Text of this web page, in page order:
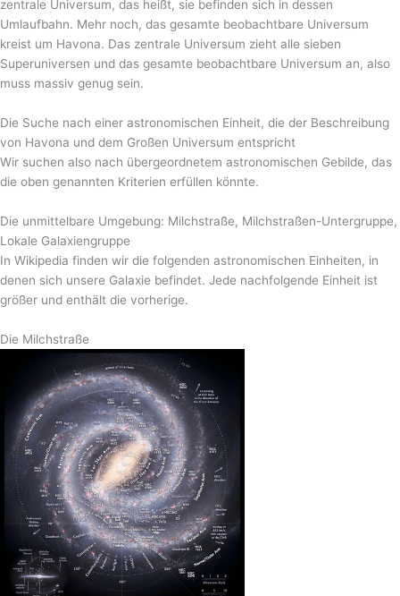
zentrale Universum, das heißt, sie befinden sich in dessen
Umlaufbahn. Mehr noch, das gesamte beobachtbare Universum
kreist um Havona. Das zentrale Universum zieht alle sieben
Superuniversen und das gesamte beobachtbare Universum an, also
muss massiv genug sein.
Die Suche nach einer astronomischen Einheit, die der Beschreibung
von Havona und dem Großen Universum entspricht
Wir suchen also nach übergeordnetem astronomischen Gebilde, das
die oben genannten Kriterien erfüllen könnte.
Die unmittelbare Umgebung: Milchstraße, Milchstraßen-Untergruppe,
Lokale Galaxiengruppe
In Wikipedia finden wir die folgenden astronomischen Einheiten, in
denen sich unsere Galaxie befindet. Jede nachfolgende Einheit ist
größer und enthält die vorherige.
Die Milchstraße